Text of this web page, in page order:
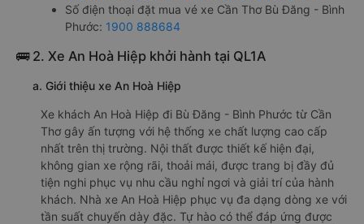
Số điện thoại đặt mua vé xe Cần Thơ Bù Đăng - Bình
Phước: 1900 888684
🚌 2. Xe An Hoà Hiệp khởi hành tại QL1A
a. Giới thiệu xe An Hoà Hiệp
Xe khách An Hoà Hiệp đi Bù Đăng - Bình Phước từ Cần
Thơ gây ấn tượng với hệ thống xe chất lượng cao cấp
nhất trên thị trường. Nội thất được thiết kế hiện đại,
không gian xe rộng rãi, thoải mái, được trang bị đầy đủ
tiện nghi phục vụ nhu cầu nghỉ ngơi và giải trí của hành
khách. Nhà xe An Hoà Hiệp phục vụ đa dạng dòng xe với
tần suất chuyến dày đặc. Tự hào có thể đáp ứng được